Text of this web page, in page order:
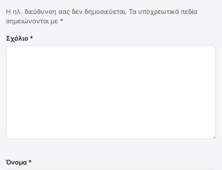
Η ηλ. διεύθυνση σας δεν δημοσιεύεται. Τα υποχρεωτικά πεδία
σημειώνονται με *
Σχόλιο *
Όνομα *